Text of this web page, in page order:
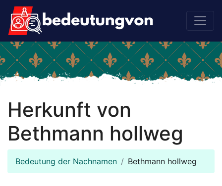
Herkunft von
Bethmann hollweg
Bedeutung der Nachnamen Bethmann hollweg